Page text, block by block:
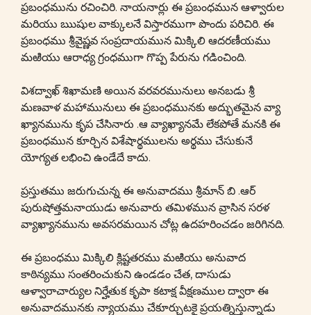
ప్రబంధమును రచించిరి. నాయనార్లు ఈ ప్రబంధమున ఆళ్వారుల
మరియు ఋషుల వాక్కులనే విస్తారముగా పొందు పరిచిరి. ఈ
ప్రబంధము శ్రీవైష్ణవ సంప్రదాయమున మిక్కిలి ఆదరణీయము
మఱియు ఆరాధ్య గ్రంధముగా గొప్ప పేరును గడించింది.
విశద్వాఖ్ శిఖామణి అయిన వరవరమునులు అనబడు శ్రీ
మణవాళ మహామునులు ఈ ప్రబంధమునకు అద్భుతమైన వ్యా
ఖ్యానమును కృప చేసినారు .ఆ వ్యాఖ్యానమే లేకపోతే మనకి ఈ
ప్రబంధమున కూర్చిన విశేషార్థములను అర్థము చేసుకునే
యోగ్యత లభించి ఉండేదే కాదు.
ప్రస్తుతము జరుగుచున్న ఈ అనువాదము శ్రీమాన్ బి .ఆర్
పురుషోత్తమనాయుడు అనువారు తమిళమున వ్రాసిన సరళ
వ్యాఖ్యానమును అవసరమయిన చోట్ల ఉదహరించడం జరిగినది.
ఈ ప్రబంధము మిక్కిలి క్లిష్టతరము మఱియు అనువాద
కాఠిన్యము సంతరించుకుని ఉండడం చేత, దాసుడు
ఆళ్వారాచార్యుల నిర్హేతుక కృపా కటాక్ష వీక్షణముల ద్వారా ఈ
అనువాదమునకు న్యాయము చేకూర్చుటకై ప్రయత్నిస్తున్నాడు